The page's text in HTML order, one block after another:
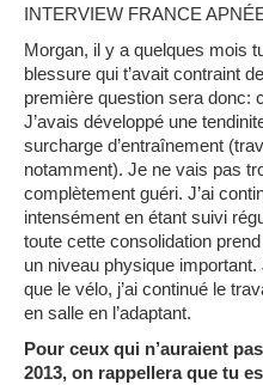
INTERVIEW FRANCE
Morgan, il y a quelques mois
blessure qui t’avait contraint
première question sera donc:
J’avais développé une
surcharge d’entraînement
notamment). Je ne vais pas
complètement guéri. J’ai
intensément en étant suivi
toute cette consolidation
un niveau physique important.
que le vélo, j’ai continué le
en salle en l’adaptant.
Pour ceux qui n’auraient
2013, on rappellera que tu